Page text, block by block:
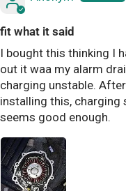
fit what it said
I bought this thinking I
out it waa my alarm
charging unstable.
installing this, charging
seems good enough.